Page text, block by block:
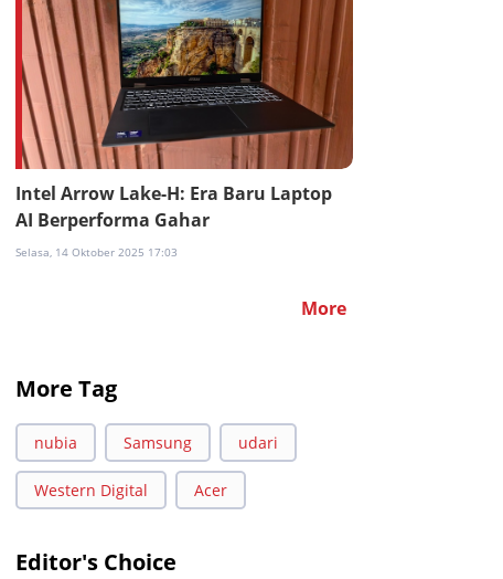
Intel Arrow Lake-H: Era Baru Laptop
AI Berperforma Gahar
Selasa, 14 Oktober 2025 17:03
More
More Tag
nubia Samsung udari
Western Digital Acer
Editor's Choice